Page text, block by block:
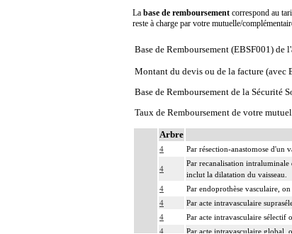
La base de remboursement correspond au
reste à charge par votre mutuelle/
Base de Remboursement (EBSF001) de
Montant du devis ou de la facture (avec
Base de Remboursement de la Sécurité
Taux de Remboursement de votre
Arbre
4 Par résection-anastomose d'un
4
Par recanalisation
inclut la dilatation du vaisseau.
4
Par endoprothèse vasculaire,
4
Par acte intravasculaire
4
Par acte intravasculaire sélectif
4
Par acte intravasculaire global,